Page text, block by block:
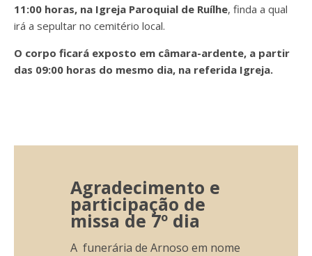
11:00 horas, na Igreja Paroquial de Ruílhe, finda a qual
irá a sepultar no cemitério local.
O corpo ficará exposto em câmara-ardente, a partir
das 09:00 horas do mesmo dia, na referida Igreja.
Agradecimento e
participação de
missa de 7º dia
A funerária de Arnoso em nome